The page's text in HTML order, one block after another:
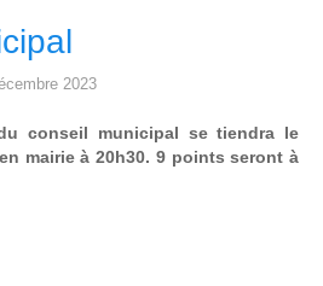
2023
conseil municipal se tiendra le
mairie à 20h30. 9 points seront à